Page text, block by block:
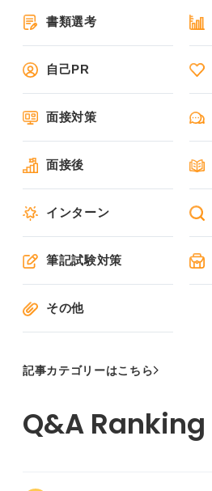
書類選考
自己PR
面接対策
面接後
インターン
筆記試験対策
その他
記事カテゴリーはこちら